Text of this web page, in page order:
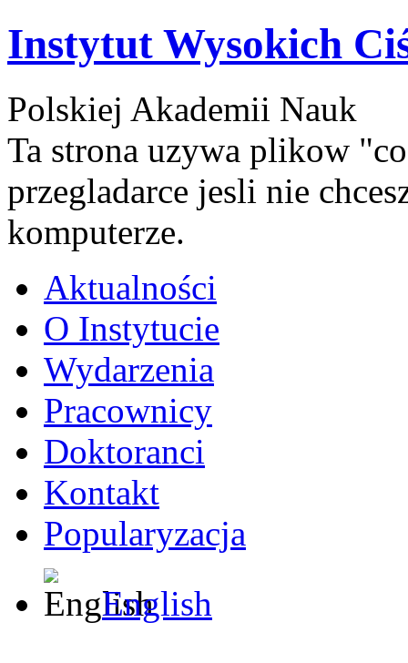
Instytut Wysokich
Polskiej Akademii Nauk
Ta strona uzywa plikow
przegladarce jesli nie
komputerze.
Aktualności
O Instytucie
Wydarzenia
Pracownicy
Doktoranci
Kontakt
Popularyzacja
English